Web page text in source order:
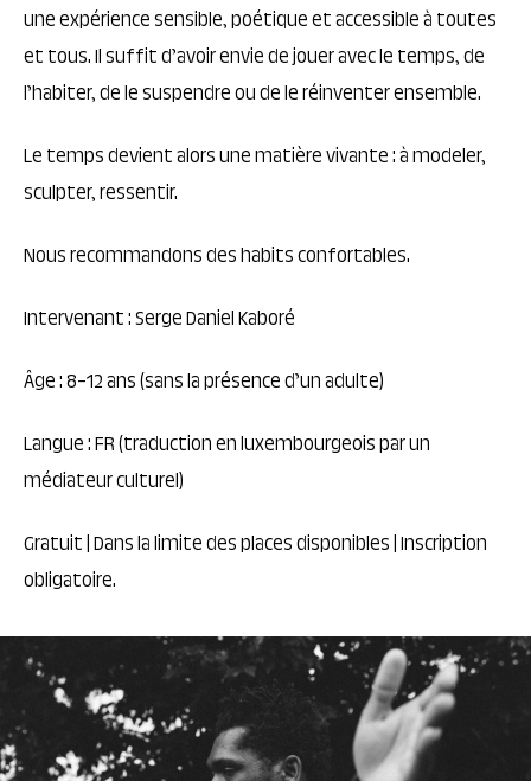
une expérience sensible, poétique et accessible à toutes
et tous. Il suffit d’avoir envie de jouer avec le temps, de
l’habiter, de le suspendre ou de le réinventer ensemble.
Le temps devient alors une matière vivante : à modeler,
sculpter, ressentir.
Nous recommandons des habits confortables.
Intervenant : Serge Daniel Kaboré
Âge : 8–12 ans (sans la présence d’un adulte)
Langue : FR (traduction en luxembourgeois par un
médiateur culturel)
Gratuit | Dans la limite des places disponibles | Inscription
obligatoire.